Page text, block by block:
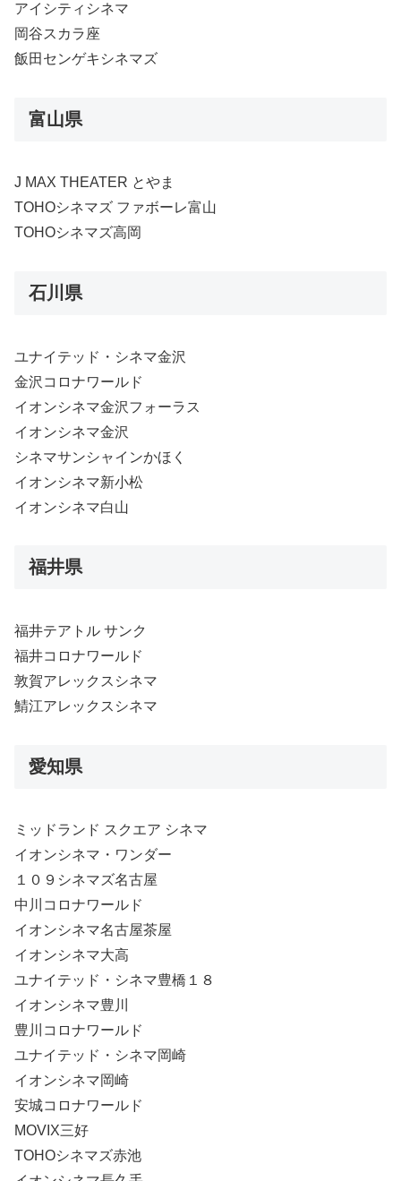
アイシティシネマ
岡谷スカラ座
飯田センゲキシネマズ
富山県
J MAX THEATER とやま
TOHOシネマズ ファボーレ富山
TOHOシネマズ高岡
石川県
ユナイテッド・シネマ金沢
金沢コロナワールド
イオンシネマ金沢フォーラス
イオンシネマ金沢
シネマサンシャインかほく
イオンシネマ新小松
イオンシネマ白山
福井県
福井テアトル サンク
福井コロナワールド
敦賀アレックスシネマ
鯖江アレックスシネマ
愛知県
ミッドランド スクエア シネマ
イオンシネマ・ワンダー
１０９シネマズ名古屋
中川コロナワールド
イオンシネマ名古屋茶屋
イオンシネマ大高
ユナイテッド・シネマ豊橋１８
イオンシネマ豊川
豊川コロナワールド
ユナイテッド・シネマ岡崎
イオンシネマ岡崎
安城コロナワールド
MOVIX三好
TOHOシネマズ赤池